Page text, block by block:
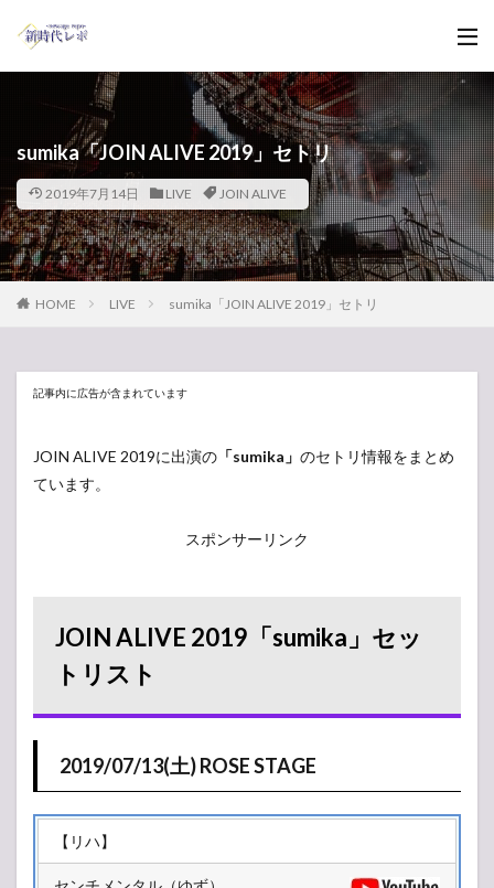
sumika「JOIN ALIVE 2019」セトリ
2019年7月14日 LIVE JOIN ALIVE
HOME LIVE sumika「JOIN ALIVE 2019」セトリ
記事内に広告が含まれています
JOIN ALIVE 2019に出演の 「sumika」 のセトリ情報をまとめ
ています。
スポンサーリンク
JOIN ALIVE 2019「sumika」セッ
トリスト
2019/07/13(土) ROSE STAGE
【リハ】